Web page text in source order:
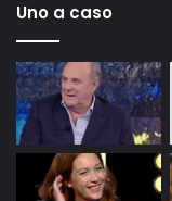
Uno a caso